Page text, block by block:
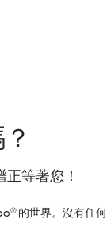
等著您！
的世界。沒有任何